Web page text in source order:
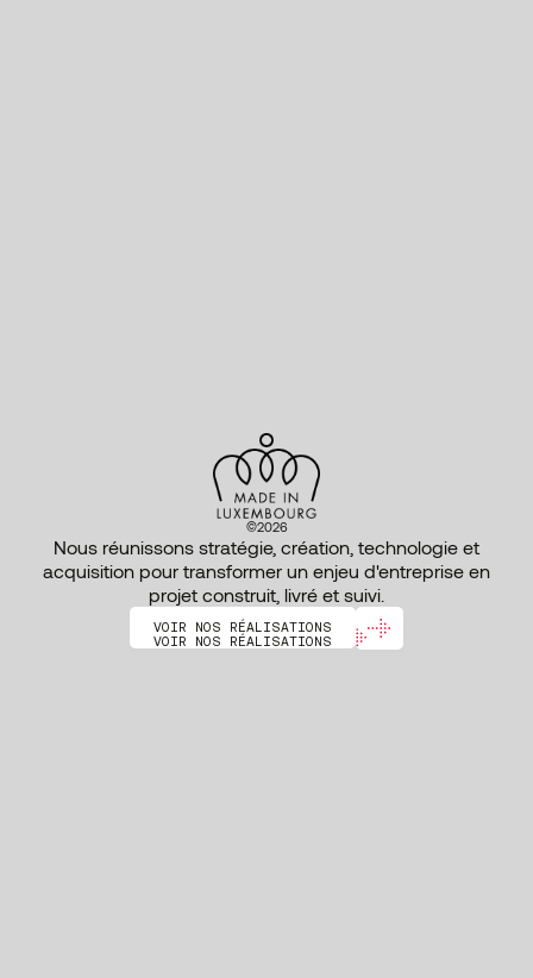
©2026
Nous réunissons stratégie, création, technologie et
acquisition pour transformer un enjeu d'entreprise en
projet construit, livré et suivi.
V
V
O
O
I
I
R
R
N
N
O
O
S
S
R
R
É
É
A
A
L
L
I
I
S
S
A
A
T
T
I
I
O
O
N
N
S
S